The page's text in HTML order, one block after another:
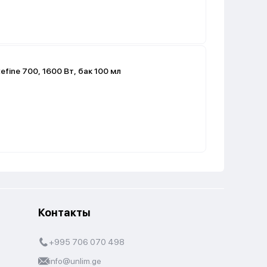
700, 1600 Вт, бак 100 мл
Контакты
+995 706 070 498
info@unlim.ge